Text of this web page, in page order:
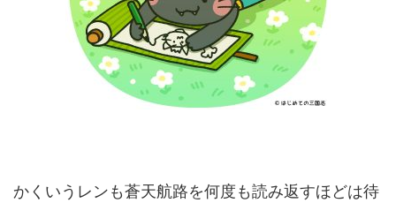
かくいうレンも蒼天航路を何度も読み返すほどは待